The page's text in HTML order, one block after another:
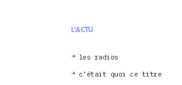
L'ACTU
les radios
c’était quoi ce titre